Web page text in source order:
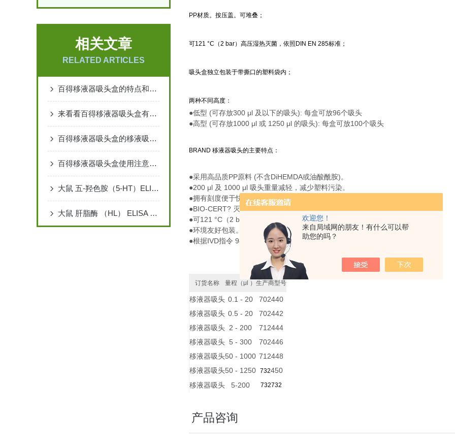
欢迎您！
来自局域网的朋友！有什么可以帮
助您的吗？
相关文章
RELATED ARTICLES
百得移液器吸头盒的特点和使用方法介绍
来看看百得移液器吸头盒有哪些设备特点
百得移液器吸头盒的移液吸头循环过程
百得移液器吸头盒使用注意事项
大鼠 五-羟色胺（5-HT）ELISA 检测试剂盒说明书
大鼠 肝脂酶 （HL） ELISA 检测试剂盒说明书
PP材质。按压盖。可堆叠；
可121 °C（2 bar）高压湿热灭菌，依照DIN EN 285标准；
吸头盒独立包装于带撕口的塑料袋内；
两种不同高度：
●低型 (可存放300 μl 及以下的吸头): 每盒可放96个吸头
●高型 (可存放1000 μl 或 1250 μl 的吸头): 每盒可放100个吸头
BRAND 移液器吸头的主要特点：
●采用高品质PP原料 (不含DiHEMDA或油酸酰胺)。
●200 μl 及 1000 μl 吸头重量减轻，减少塑料污染。
●拥有刻度便于快速检查体积。
●BIO-CERT? 灭菌, 无DNA，DNase，RNase，内毒素或 ATP。
●可121 °C（2 bar）高压湿热灭菌，依照DIN EN 285标准。
●环境友好包装。
●根据IVD指令 98/79拥有欧盟CE标志。
订货名称 量程（μl ） 生产商型号
移液器吸头 0.1 - 20
702440
移液器吸头 0.5 - 20
702442
移液器吸头 2 - 200
712444
移液器吸头 5 - 300
702446
移液器吸头50 - 1000 712448
移液器吸头50 - 1250 732450
移液器吸头
5-200 732732
产品咨询